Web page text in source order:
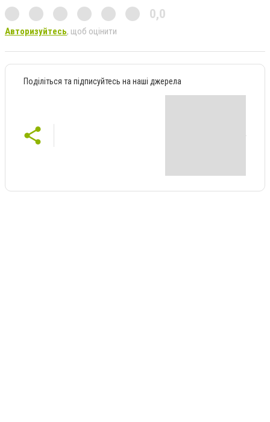
0,0
Авторизуйтесь, щоб оцінити
Поділіться та підписуйтесь на наші джерела